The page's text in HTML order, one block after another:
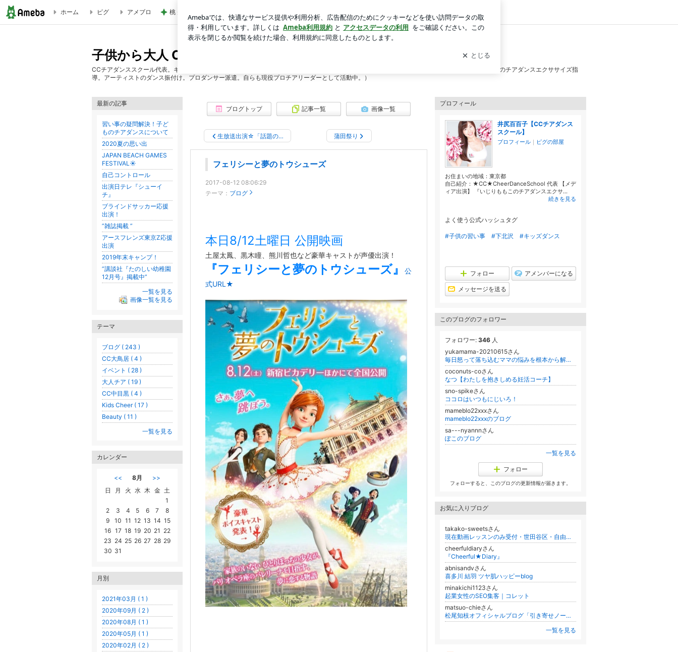
フェリシーと夢のトウシューズ | 子供から大人 CCチアダンススクール
ホーム ピグ アメブロ 桃 先週と一緒だった今日の服装 ログイン
子供から大人 CCチアダンススクール
CCチアダンススクール代表。キッズチア、大人チアエクササイズ代表講師（その他…講師の指導。テレビや雑誌のダイエット監修。芸能人、モデルへのチアダンスエクササイズ指
導。アーティストのダンス振付け。プロダンサー派遣。自らも現役プロチアリーダーとして活動中。）
ブログトップ 記事一覧 画像一覧
生放送出演☆「話題の… 蒲田祭り
フェリシーと夢のトウシューズ
2017-08-12 08:06:29
テーマ： ブログ
本日8/12土曜日 公開映画
土屋太鳳、黒木瞳、熊川哲也など豪華キャストが声優出演！
『フェリシーと夢のトウシューズ』
公
式URL ★
プロフィール
井尻百百子【CCチアダンス
スクール】
プロフィール ｜ ピグの部屋
お住まいの地域： 東京都
自己紹介：★CC★CheerDanceSchool 代表 【メデ
ィア出演】 『いじりももこのチアダンスエクサ...
続きを見る
よく使う公式ハッシュタグ
#子供の習い事 #下北沢 #キッズダンス
フォロー アメンバーになる
メッセージを送る
このブログのフォロワー
フォロワー: 346 人
yukamama-20210615さん
毎日怒って落ち込むママの悩みを根本から解消し理想を現実化！ありがとう♡大好き♡であふれる親子関係になる・ママよりそいコーチWAKA
coconuts-coさん
なつ【わたしを抱きしめる妊活コーチ】
sno-spikeさん
ココロはいつもにじいろ！
mameblo22xxxさん
mameblo22xxxのブログ
sa---nyannnさん
ぽこのブログ
一覧を見る
フォロー
フォローすると、このブログの更新情報が届きます。
お気に入りブログ
takako-sweetsさん
現在動画レッスンのみ受付・世田谷区・自由が丘 グルテンフリーお菓子教室・☆Happy Sweets☆対面はお休み中
cheerfuldiaryさん
『Cheerful★Diary』
abnisandvさん
喜多川 結羽 ツヤ肌ハッピーblog
minakichi1123さん
起業女性のSEO集客｜コレット
matsuo-chieさん
松尾知枝オフィシャルブログ「引き寄せノート実践」Powered by Ameba
一覧を見る
最新の記事
習い事の疑問解決！子ど
ものチアダンスについて
2020夏の思い出
JAPAN BEACH GAMES
FESTIVAL☀️
自己コントロール
出演日テレ『シューイ
チ』
ブラインドサッカー応援
出演！
”雑誌掲載 ”
アースフレンズ東京Z応援
出演
2019年末キャンプ！
”講談社『たのしい幼稚園
12月号』掲載中”
一覧を見る
画像一覧を見る
テーマ
ブログ ( 243 )
CC大鳥居 ( 4 )
イベント ( 28 )
大人チア ( 19 )
CC中目黒 ( 4 )
Kids Cheer ( 17 )
Beauty ( 11 )
一覧を見る
カレンダー
<< 8月
>>
日
月 火 水 木 金 土
1
2
3 4 5 6 7
8
9
10 11 12 13 14 15
16 17 18 19 20 21 22
23 24 25 26 27 28 29
30 31
月別
2021年03月 ( 1 )
2020年09月 ( 2 )
2020年08月 ( 1 )
2020年05月 ( 1 )
2020年02月 ( 2 )